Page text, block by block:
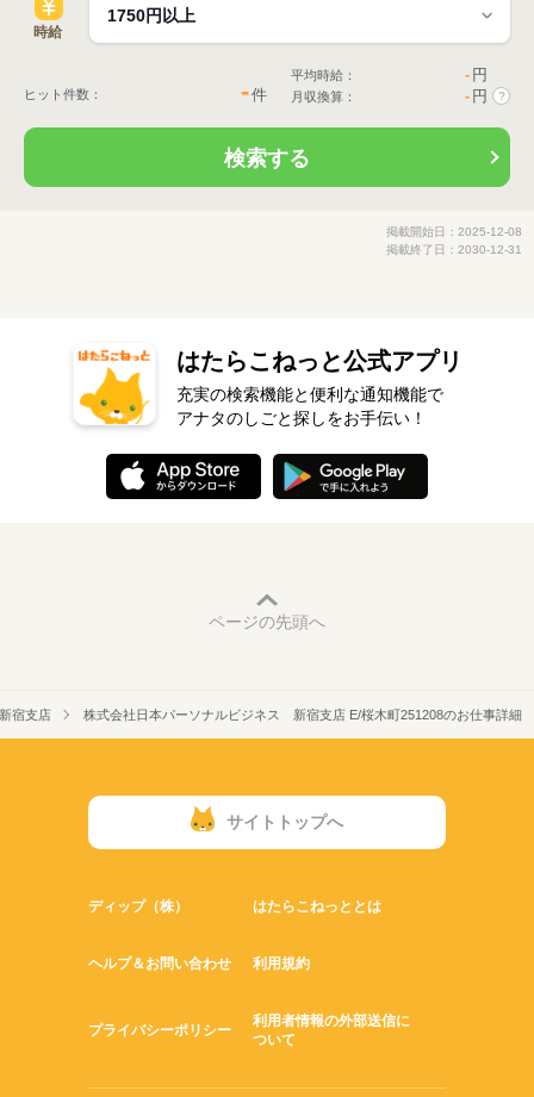
時給
ヒット件数： -件
平均時給： - 円
月収換算： - 円 ?
検索する
掲載開始日：2025-12-08
掲載終了日：2030-12-31
はたらこねっと公式アプリ
充実の検索機能と便利な通知機能で
アナタのしごと探しをお手伝い！
ページの先頭へ
宿支店 株式会社日本パーソナルビジネス 新宿支店 E/桜木町251208のお仕事詳細
サイトトップへ
ディップ（株） はたらこねっととは
ヘルプ＆お問い合わせ 利用規約
プライバシーポリシー
利用者情報の外部送信に
ついて